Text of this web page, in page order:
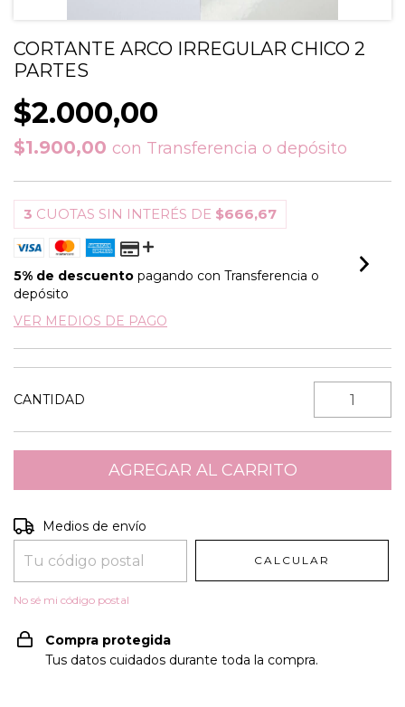
CORTANTE ARCO IRREGULAR CHICO 2
PARTES
$2.000,00
$1.900,00 con Transferencia o depósito
3 CUOTAS SIN INTERÉS DE $666,67
5% de descuento pagando con Transferencia o
depósito
VER MEDIOS DE PAGO
CANTIDAD
Entregas para el CP:
Medios de envío
CALCULAR
No sé mi código postal
Compra protegida
Tus datos cuidados durante toda la compra.